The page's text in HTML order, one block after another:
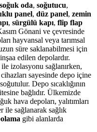
soğuk oda, soğutucu,
panel, düz panel, zemin
, sürgülü kapı, flip flap
Gönani ve çevresinde
hayvansal veya tarımsal
süre saklanabilmesi için
edilen depolardır.
izolasyonu sağlanırken,
sayesinde depo içine
Depo sıcaklığının
bağlıdır. Ülkemizde
hava depoları, yalıtımları
ile sağlanarak sağlık
gibi alanlarda